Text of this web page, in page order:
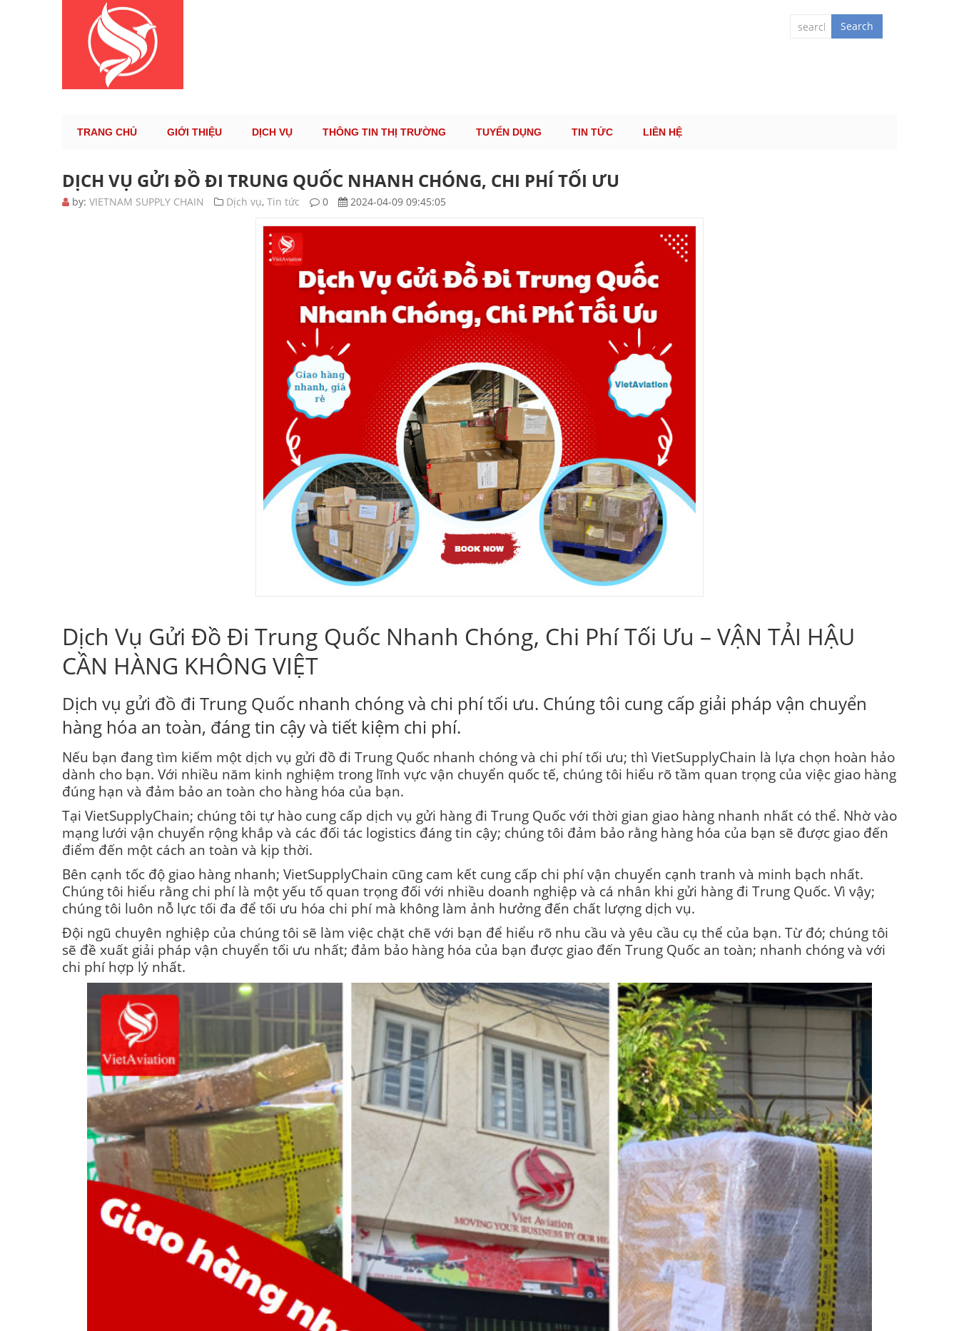
Search
TRANG CHỦ GIỚI THIỆU DỊCH VỤ THÔNG TIN THỊ TRƯỜNG TUYỂN DỤNG TIN TỨC LIÊN HỆ
DỊCH VỤ GỬI ĐỒ ĐI TRUNG QUỐC NHANH CHÓNG, CHI PHÍ TỐI ƯU
by: VIETNAM SUPPLY CHAIN Dịch vụ, Tin tức 0 2024-04-09 09:45:05
Dịch Vụ Gửi Đồ Đi Trung Quốc Nhanh Chóng, Chi Phí Tối Ưu – VẬN TẢI HẬU
CẦN HÀNG KHÔNG VIỆT
Dịch vụ gửi đồ đi Trung Quốc nhanh chóng và chi phí tối ưu. Chúng tôi cung cấp giải pháp vận chuyển
hàng hóa an toàn, đáng tin cậy và tiết kiệm chi phí.
Nếu bạn đang tìm kiếm một dịch vụ gửi đồ đi Trung Quốc nhanh chóng và chi phí tối ưu; thì VietSupplyChain là lựa chọn hoàn hảo
dành cho bạn. Với nhiều năm kinh nghiệm trong lĩnh vực vận chuyển quốc tế, chúng tôi hiểu rõ tầm quan trọng của việc giao hàng
đúng hạn và đảm bảo an toàn cho hàng hóa của bạn.
Tại VietSupplyChain; chúng tôi tự hào cung cấp dịch vụ gửi hàng đi Trung Quốc với thời gian giao hàng nhanh nhất có thể. Nhờ vào
mạng lưới vận chuyển rộng khắp và các đối tác logistics đáng tin cậy; chúng tôi đảm bảo rằng hàng hóa của bạn sẽ được giao đến
điểm đến một cách an toàn và kịp thời.
Bên cạnh tốc độ giao hàng nhanh; VietSupplyChain cũng cam kết cung cấp chi phí vận chuyển cạnh tranh và minh bạch nhất.
Chúng tôi hiểu rằng chi phí là một yếu tố quan trọng đối với nhiều doanh nghiệp và cá nhân khi gửi hàng đi Trung Quốc. Vì vậy;
chúng tôi luôn nỗ lực tối đa để tối ưu hóa chi phí mà không làm ảnh hưởng đến chất lượng dịch vụ.
Đội ngũ chuyên nghiệp của chúng tôi sẽ làm việc chặt chẽ với bạn để hiểu rõ nhu cầu và yêu cầu cụ thể của bạn. Từ đó; chúng tôi
sẽ đề xuất giải pháp vận chuyển tối ưu nhất; đảm bảo hàng hóa của bạn được giao đến Trung Quốc an toàn; nhanh chóng và với
chi phí hợp lý nhất.